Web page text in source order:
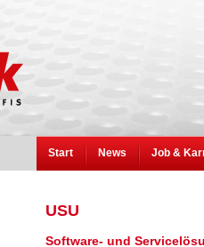
Start News Job &
USU
Software- und